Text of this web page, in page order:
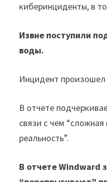
киберинциденты, в
Извне поступили
воды.
Инцидент произошел
В отчете
связи с чем
реальность”.
В отчете Windward